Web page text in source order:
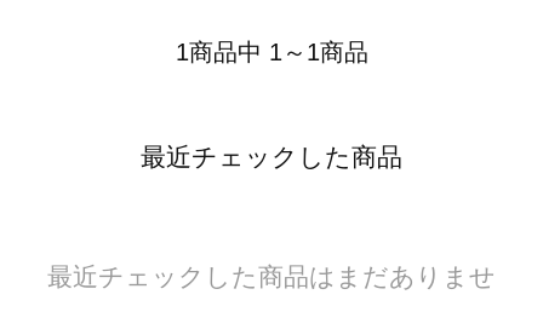
1商品中 1～1商品
最近チェックした商品
最近チェックした商品はまだありませ